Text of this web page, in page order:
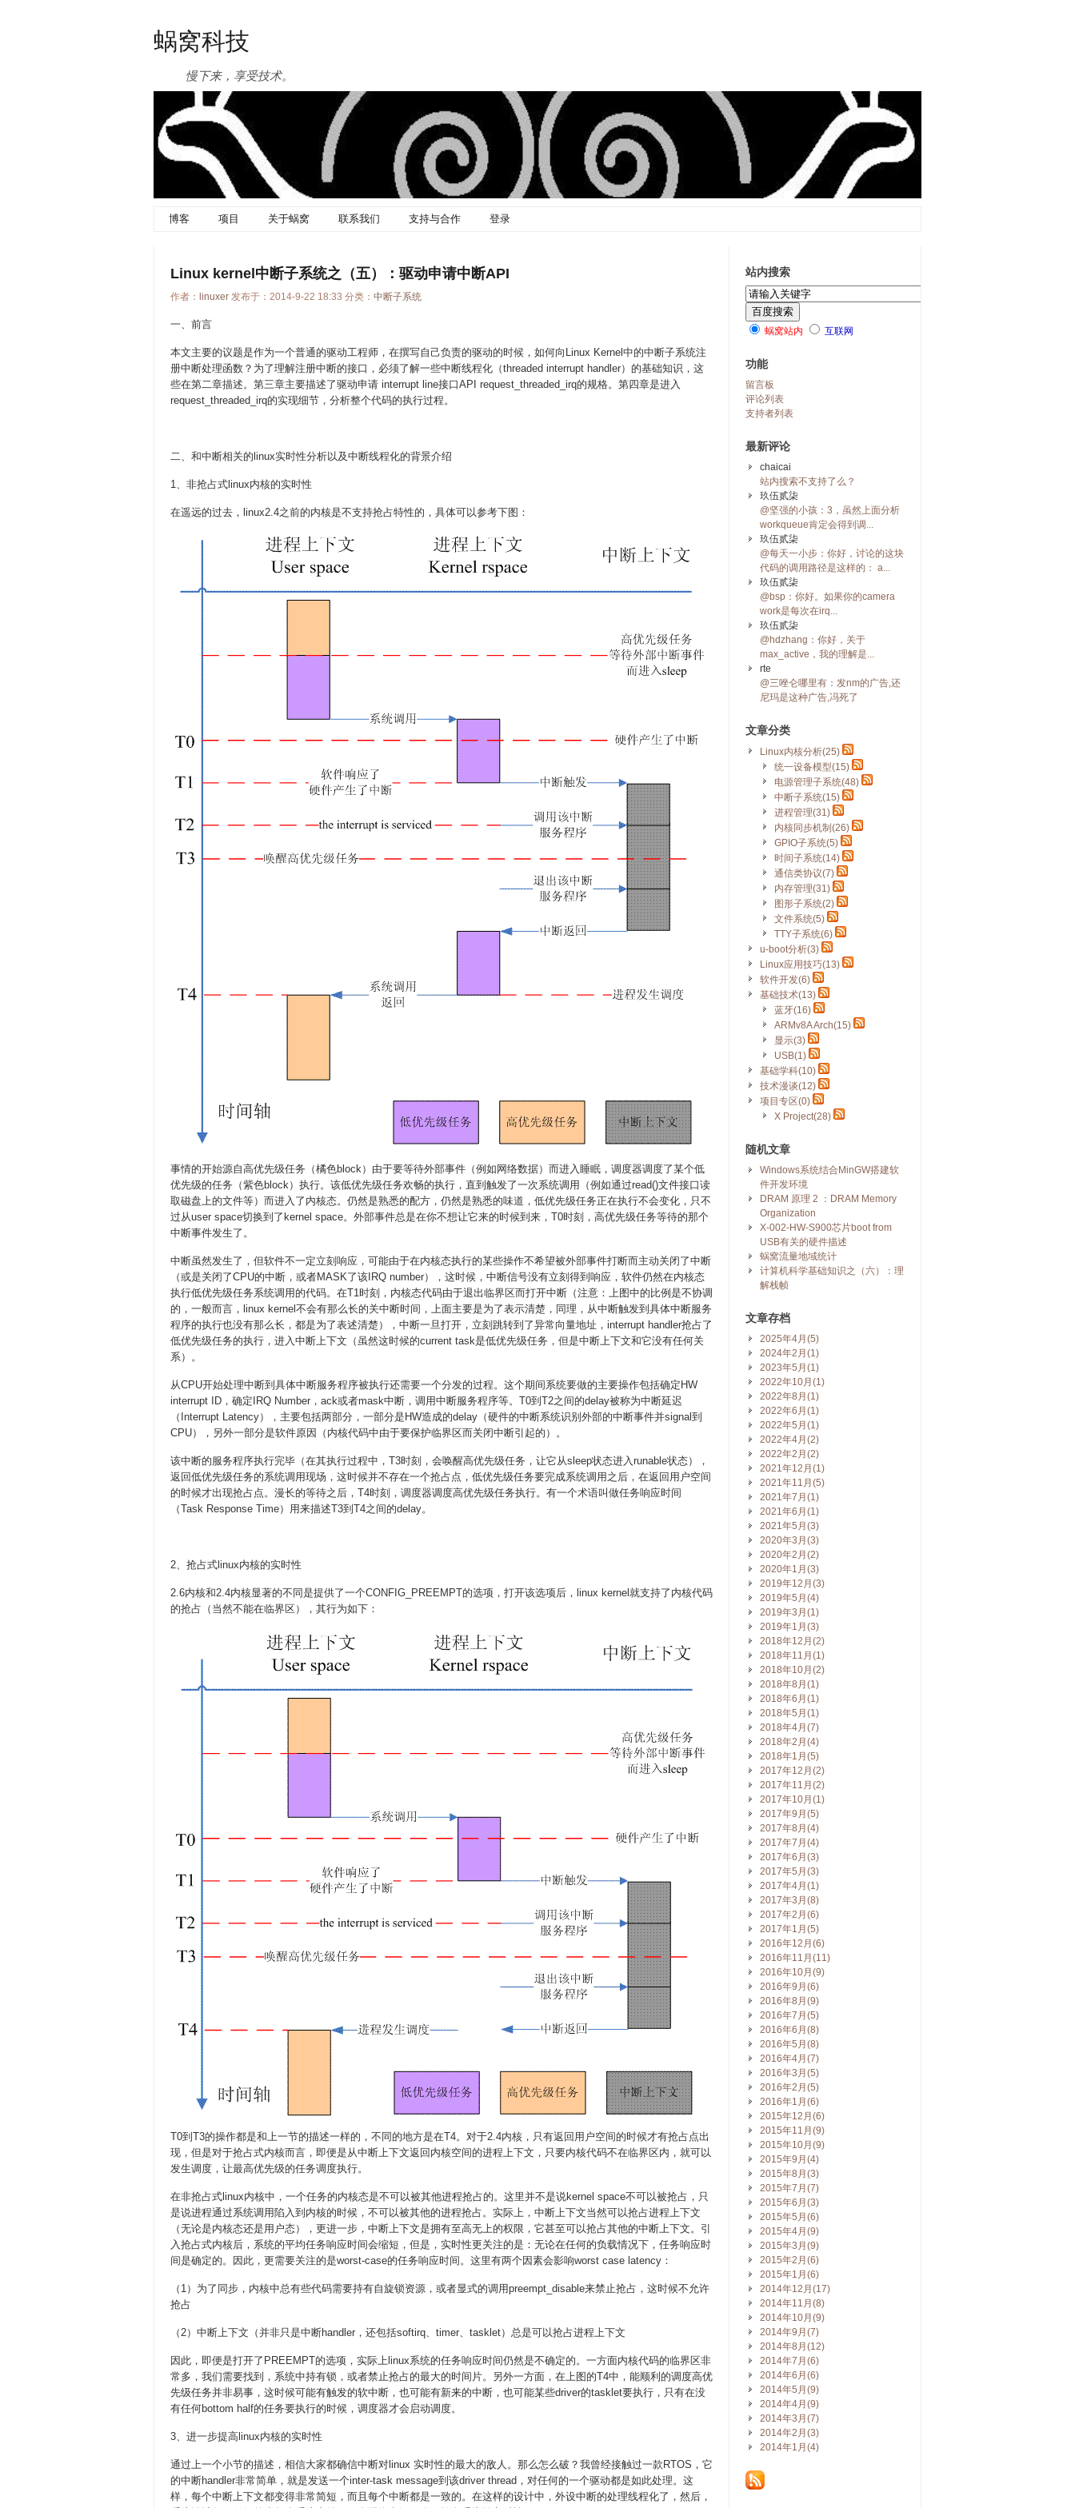
蜗窝科技
慢下来，享受技术。
博客 项目 关于蜗窝 联系我们 支持与合作 登录
Linux kernel中断子系统之（五）：驱动申请中断API
作者： linuxer 发布于：2014-9-22 18:33 分类： 中断子系统
一、前言
本文主要的议题是作为一个普通的驱动工程师，在撰写自己负责的驱动的时候，如何向Linux Kernel中的中断子系统注
册中断处理函数？为了理解注册中断的接口，必须了解一些中断线程化（threaded interrupt handler）的基础知识，这
些在第二章描述。第三章主要描述了驱动申请 interrupt line接口API request_threaded_irq的规格。第四章是进入
request_threaded_irq的实现细节，分析整个代码的执行过程。
二、和中断相关的linux实时性分析以及中断线程化的背景介绍
1、非抢占式linux内核的实时性
在遥远的过去，linux2.4之前的内核是不支持抢占特性的，具体可以参考下图：
事情的开始源自高优先级任务（橘色block）由于要等待外部事件（例如网络数据）而进入睡眠，调度器调度了某个低
优先级的任务（紫色block）执行。该低优先级任务欢畅的执行，直到触发了一次系统调用（例如通过read()文件接口读
取磁盘上的文件等）而进入了内核态。仍然是熟悉的配方，仍然是熟悉的味道，低优先级任务正在执行不会变化，只不
过从user space切换到了kernel space。外部事件总是在你不想让它来的时候到来，T0时刻，高优先级任务等待的那个
中断事件发生了。
中断虽然发生了，但软件不一定立刻响应，可能由于在内核态执行的某些操作不希望被外部事件打断而主动关闭了中断
（或是关闭了CPU的中断，或者MASK了该IRQ number），这时候，中断信号没有立刻得到响应，软件仍然在内核态
执行低优先级任务系统调用的代码。在T1时刻，内核态代码由于退出临界区而打开中断（注意：上图中的比例是不协调
的，一般而言，linux kernel不会有那么长的关中断时间，上面主要是为了表示清楚，同理，从中断触发到具体中断服务
程序的执行也没有那么长，都是为了表述清楚），中断一旦打开，立刻跳转到了异常向量地址，interrupt handler抢占了
低优先级任务的执行，进入中断上下文（虽然这时候的current task是低优先级任务，但是中断上下文和它没有任何关
系）。
从CPU开始处理中断到具体中断服务程序被执行还需要一个分发的过程。这个期间系统要做的主要操作包括确定HW
interrupt ID，确定IRQ Number，ack或者mask中断，调用中断服务程序等。T0到T2之间的delay被称为中断延迟
（Interrupt Latency），主要包括两部分，一部分是HW造成的delay（硬件的中断系统识别外部的中断事件并signal到
CPU），另外一部分是软件原因（内核代码中由于要保护临界区而关闭中断引起的）。
该中断的服务程序执行完毕（在其执行过程中，T3时刻，会唤醒高优先级任务，让它从sleep状态进入runable状态），
返回低优先级任务的系统调用现场，这时候并不存在一个抢占点，低优先级任务要完成系统调用之后，在返回用户空间
的时候才出现抢占点。漫长的等待之后，T4时刻，调度器调度高优先级任务执行。有一个术语叫做任务响应时间
（Task Response Time）用来描述T3到T4之间的delay。
2、抢占式linux内核的实时性
2.6内核和2.4内核显著的不同是提供了一个CONFIG_PREEMPT的选项，打开该选项后，linux kernel就支持了内核代码
的抢占（当然不能在临界区），其行为如下：
T0到T3的操作都是和上一节的描述一样的，不同的地方是在T4。对于2.4内核，只有返回用户空间的时候才有抢占点出
现，但是对于抢占式内核而言，即便是从中断上下文返回内核空间的进程上下文，只要内核代码不在临界区内，就可以
发生调度，让最高优先级的任务调度执行。
在非抢占式linux内核中，一个任务的内核态是不可以被其他进程抢占的。这里并不是说kernel space不可以被抢占，只
是说进程通过系统调用陷入到内核的时候，不可以被其他的进程抢占。实际上，中断上下文当然可以抢占进程上下文
（无论是内核态还是用户态），更进一步，中断上下文是拥有至高无上的权限，它甚至可以抢占其他的中断上下文。引
入抢占式内核后，系统的平均任务响应时间会缩短，但是，实时性更关注的是：无论在任何的负载情况下，任务响应时
间是确定的。因此，更需要关注的是worst-case的任务响应时间。这里有两个因素会影响worst case latency：
（1）为了同步，内核中总有些代码需要持有自旋锁资源，或者显式的调用preempt_disable来禁止抢占，这时候不允许
抢占
（2）中断上下文（并非只是中断handler，还包括softirq、timer、tasklet）总是可以抢占进程上下文
因此，即便是打开了PREEMPT的选项，实际上linux系统的任务响应时间仍然是不确定的。一方面内核代码的临界区非
常多，我们需要找到，系统中持有锁，或者禁止抢占的最大的时间片。另外一方面，在上图的T4中，能顺利的调度高优
先级任务并非易事，这时候可能有触发的软中断，也可能有新来的中断，也可能某些driver的tasklet要执行，只有在没
有任何bottom half的任务要执行的时候，调度器才会启动调度。
3、进一步提高linux内核的实时性
通过上一个小节的描述，相信大家都确信中断对linux 实时性的最大的敌人。那么怎么破？我曾经接触过一款RTOS，它
的中断handler非常简单，就是发送一个inter-task message到该driver thread，对任何的一个驱动都是如此处理。这
样，每个中断上下文都变得非常简短，而且每个中断都是一致的。在这样的设计中，外设中断的处理线程化了，然后，
站内搜索
蜗窝站内 互联网
功能
留言板
评论列表
支持者列表
最新评论
chaicai
站内搜索不支持了么？
玖伍贰柒
@坚强的小孩：3，虽然上面分析
workqueue肯定会得到调...
玖伍贰柒
@每天一小步：你好，讨论的这块
代码的调用路径是这样的： a...
玖伍贰柒
@bsp：你好。如果你的camera
work是每次在irq...
玖伍贰柒
@hdzhang：你好，关于
max_active，我的理解是...
rte
@三唑仑哪里有：发nm的广告,还
尼玛是这种广告,冯死了
文章分类
Linux内核分析(25)
统一设备模型(15)
电源管理子系统(48)
中断子系统(15)
进程管理(31)
内核同步机制(26)
GPIO子系统(5)
时间子系统(14)
通信类协议(7)
内存管理(31)
图形子系统(2)
文件系统(5)
TTY子系统(6)
u-boot分析(3)
Linux应用技巧(13)
软件开发(6)
基础技术(13)
蓝牙(16)
ARMv8A Arch(15)
显示(3)
USB(1)
基础学科(10)
技术漫谈(12)
项目专区(0)
X Project(28)
随机文章
Windows系统结合MinGW搭建软
件开发环境
DRAM 原理 2 ：DRAM Memory
Organization
X-002-HW-S900芯片boot from
USB有关的硬件描述
蜗窝流量地域统计
计算机科学基础知识之（六）：理
解栈帧
文章存档
2025年4月(5)
2024年2月(1)
2023年5月(1)
2022年10月(1)
2022年8月(1)
2022年6月(1)
2022年5月(1)
2022年4月(2)
2022年2月(2)
2021年12月(1)
2021年11月(5)
2021年7月(1)
2021年6月(1)
2021年5月(3)
2020年3月(3)
2020年2月(2)
2020年1月(3)
2019年12月(3)
2019年5月(4)
2019年3月(1)
2019年1月(3)
2018年12月(2)
2018年11月(1)
2018年10月(2)
2018年8月(1)
2018年6月(1)
2018年5月(1)
2018年4月(7)
2018年2月(4)
2018年1月(5)
2017年12月(2)
2017年11月(2)
2017年10月(1)
2017年9月(5)
2017年8月(4)
2017年7月(4)
2017年6月(3)
2017年5月(3)
2017年4月(1)
2017年3月(8)
2017年2月(6)
2017年1月(5)
2016年12月(6)
2016年11月(11)
2016年10月(9)
2016年9月(6)
2016年8月(9)
2016年7月(5)
2016年6月(8)
2016年5月(8)
2016年4月(7)
2016年3月(5)
2016年2月(5)
2016年1月(6)
2015年12月(6)
2015年11月(9)
2015年10月(9)
2015年9月(4)
2015年8月(3)
2015年7月(7)
2015年6月(3)
2015年5月(6)
2015年4月(9)
2015年3月(9)
2015年2月(6)
2015年1月(6)
2014年12月(17)
2014年11月(8)
2014年10月(9)
2014年9月(7)
2014年8月(12)
2014年7月(6)
2014年6月(6)
2014年5月(9)
2014年4月(9)
2014年3月(7)
2014年2月(3)
2014年1月(4)